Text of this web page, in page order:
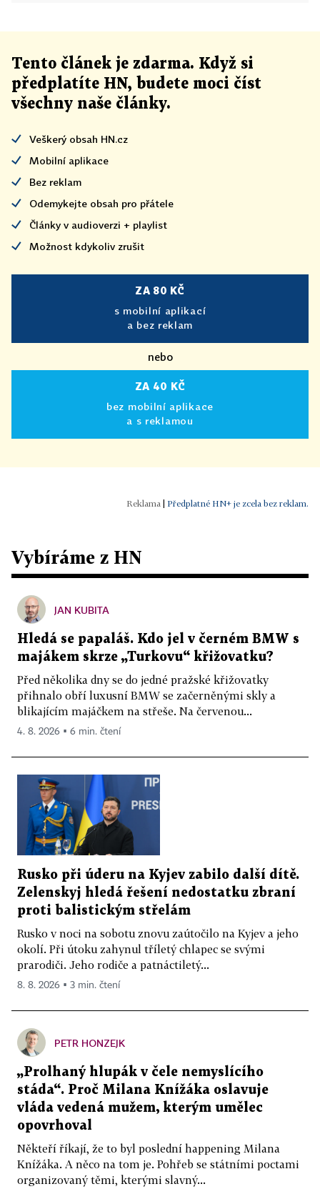
Tento článek je zdarma. Když si
předplatíte HN, budete moci číst
všechny naše články.
Veškerý obsah HN.cz
Mobilní aplikace
Bez reklam
Odemykejte obsah pro přátele
Články v audioverzi + playlist
Možnost kdykoliv zrušit
ZA 80 KČ
s mobilní aplikací
a bez reklam
nebo
ZA 40 KČ
bez mobilní aplikace
a s reklamou
Předplatné HN+ je zcela bez reklam.
Vybíráme z HN
JAN KUBITA
Hledá se papaláš. Kdo jel v černém BMW s
majákem skrze „Turkovu“ křižovatku?
Před několika dny se do jedné pražské křižovatky
přihnalo obří luxusní BMW se začerněnými skly a
blikajícím majáčkem na střeše. Na červenou...
4. 8. 2026 ▪ 6 min. čtení
Rusko při úderu na Kyjev zabilo další dítě.
Zelenskyj hledá řešení nedostatku zbraní
proti balistickým střelám
Rusko v noci na sobotu znovu zaútočilo na Kyjev a jeho
okolí. Při útoku zahynul tříletý chlapec se svými
prarodiči. Jeho rodiče a patnáctiletý...
8. 8. 2026 ▪ 3 min. čtení
PETR HONZEJK
„Prolhaný hlupák v čele nemyslícího
stáda“. Proč Milana Knížáka oslavuje
vláda vedená mužem, kterým umělec
opovrhoval
Někteří říkají, že to byl poslední happening Milana
Knížáka. A něco na tom je. Pohřeb se státními poctami
organizovaný těmi, kterými slavný...